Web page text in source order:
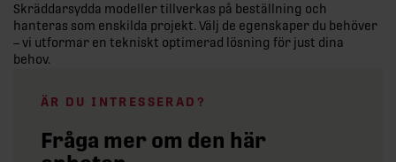
Skräddarsydda modeller tillverkas på beställning och
hanteras som enskilda projekt. Välj de egenskaper du behöver
– vi utformar en tekniskt optimerad lösning för just dina
behov.
ÄR DU INTRESSERAD?
Fråga mer om den här